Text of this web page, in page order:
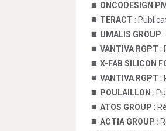
ONCODESIGN PM
TERACT :
UMALIS GROUP
VANTIVA RGPT :
X-FAB SILICON
VANTIVA RGPT :
POULAILLON :
ATOS GROUP :
ACTIA GROUP :